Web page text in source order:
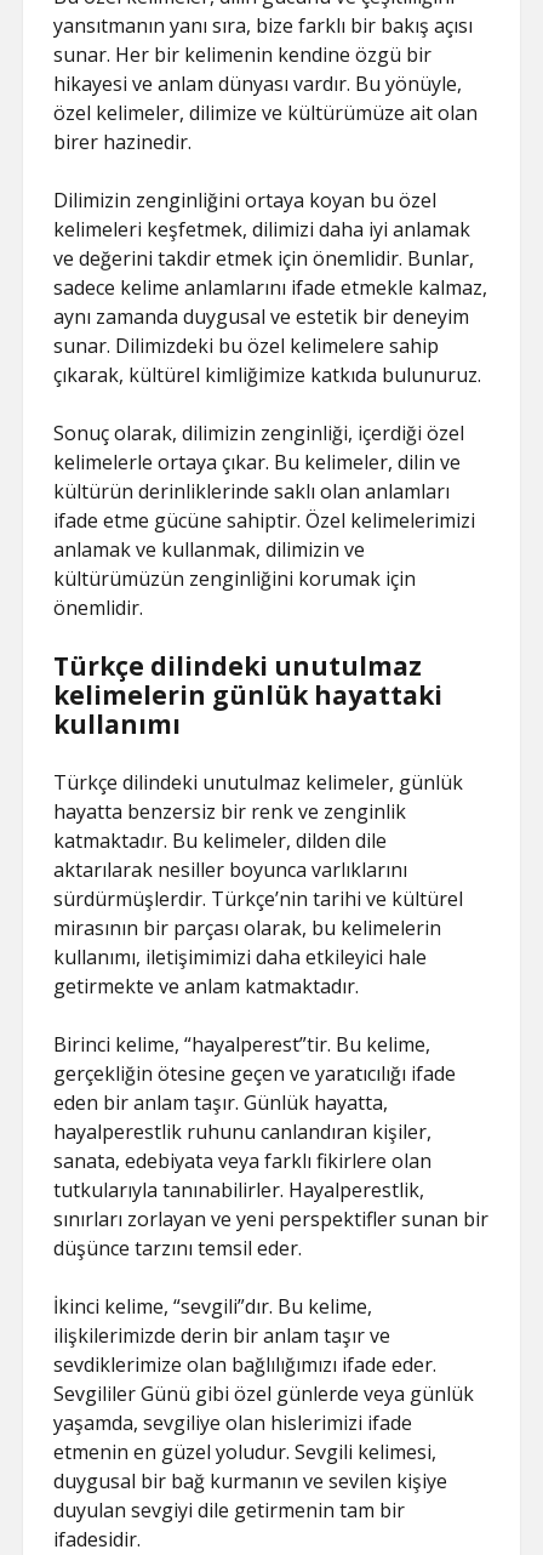
yansıtmanın yanı sıra, bize farklı bir bakış açısı
sunar. Her bir kelimenin kendine özgü bir
hikayesi ve anlam dünyası vardır. Bu yönüyle,
özel kelimeler, dilimize ve kültürümüze ait olan
birer hazinedir.
Dilimizin zenginliğini ortaya koyan bu özel
kelimeleri keşfetmek, dilimizi daha iyi anlamak
ve değerini takdir etmek için önemlidir. Bunlar,
sadece kelime anlamlarını ifade etmekle kalmaz,
aynı zamanda duygusal ve estetik bir deneyim
sunar. Dilimizdeki bu özel kelimelere sahip
çıkarak, kültürel kimliğimize katkıda bulunuruz.
Sonuç olarak, dilimizin zenginliği, içerdiği özel
kelimelerle ortaya çıkar. Bu kelimeler, dilin ve
kültürün derinliklerinde saklı olan anlamları
ifade etme gücüne sahiptir. Özel kelimelerimizi
anlamak ve kullanmak, dilimizin ve
kültürümüzün zenginliğini korumak için
önemlidir.
Türkçe dilindeki unutulmaz
kelimelerin günlük hayattaki
kullanımı
Türkçe dilindeki unutulmaz kelimeler, günlük
hayatta benzersiz bir renk ve zenginlik
katmaktadır. Bu kelimeler, dilden dile
aktarılarak nesiller boyunca varlıklarını
sürdürmüşlerdir. Türkçe’nin tarihi ve kültürel
mirasının bir parçası olarak, bu kelimelerin
kullanımı, iletişimimizi daha etkileyici hale
getirmekte ve anlam katmaktadır.
Birinci kelime, “hayalperest”tir. Bu kelime,
gerçekliğin ötesine geçen ve yaratıcılığı ifade
eden bir anlam taşır. Günlük hayatta,
hayalperestlik ruhunu canlandıran kişiler,
sanata, edebiyata veya farklı fikirlere olan
tutkularıyla tanınabilirler. Hayalperestlik,
sınırları zorlayan ve yeni perspektifler sunan bir
düşünce tarzını temsil eder.
İkinci kelime, “sevgili”dır. Bu kelime,
ilişkilerimizde derin bir anlam taşır ve
sevdiklerimize olan bağlılığımızı ifade eder.
Sevgililer Günü gibi özel günlerde veya günlük
yaşamda, sevgiliye olan hislerimizi ifade
etmenin en güzel yoludur. Sevgili kelimesi,
duygusal bir bağ kurmanın ve sevilen kişiye
duyulan sevgiyi dile getirmenin tam bir
ifadesidir.